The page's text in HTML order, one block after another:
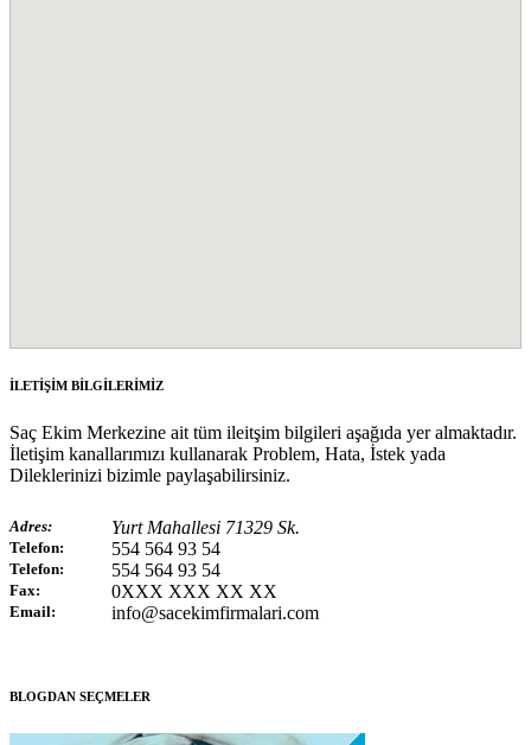
İLETİŞİM BİLGİLERİMİZ
Saç Ekim Merkezine ait tüm ileitşim bilgileri aşağıda yer almaktadır.
İletişim kanallarımızı kullanarak Problem, Hata, İstek yada
Dileklerinizi bizimle paylaşabilirsiniz.
Adres: Yurt Mahallesi 71329 Sk.
Telefon: 554 564 93 54
Telefon: 554 564 93 54
Fax: 0XXX XXX XX XX
Email: info@sacekimfirmalari.com
BLOGDAN SEÇMELER